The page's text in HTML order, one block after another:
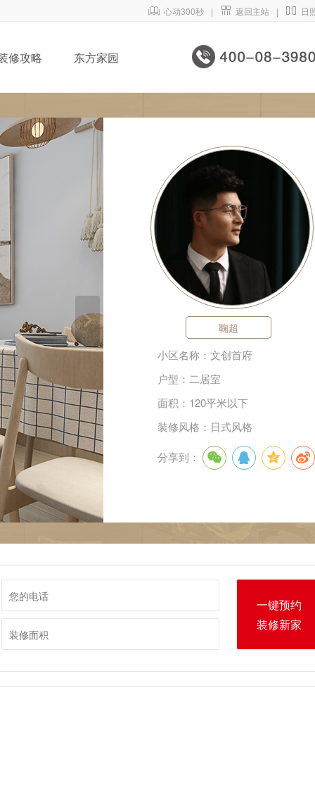
 心动300秒 |  返回主站 |  日
修攻略 东方家园
鞠超
小区名称：文创首府
户型：二居室
面积：120平米以下
装修风格：日式风格
分享到：
一键预约
装修新家